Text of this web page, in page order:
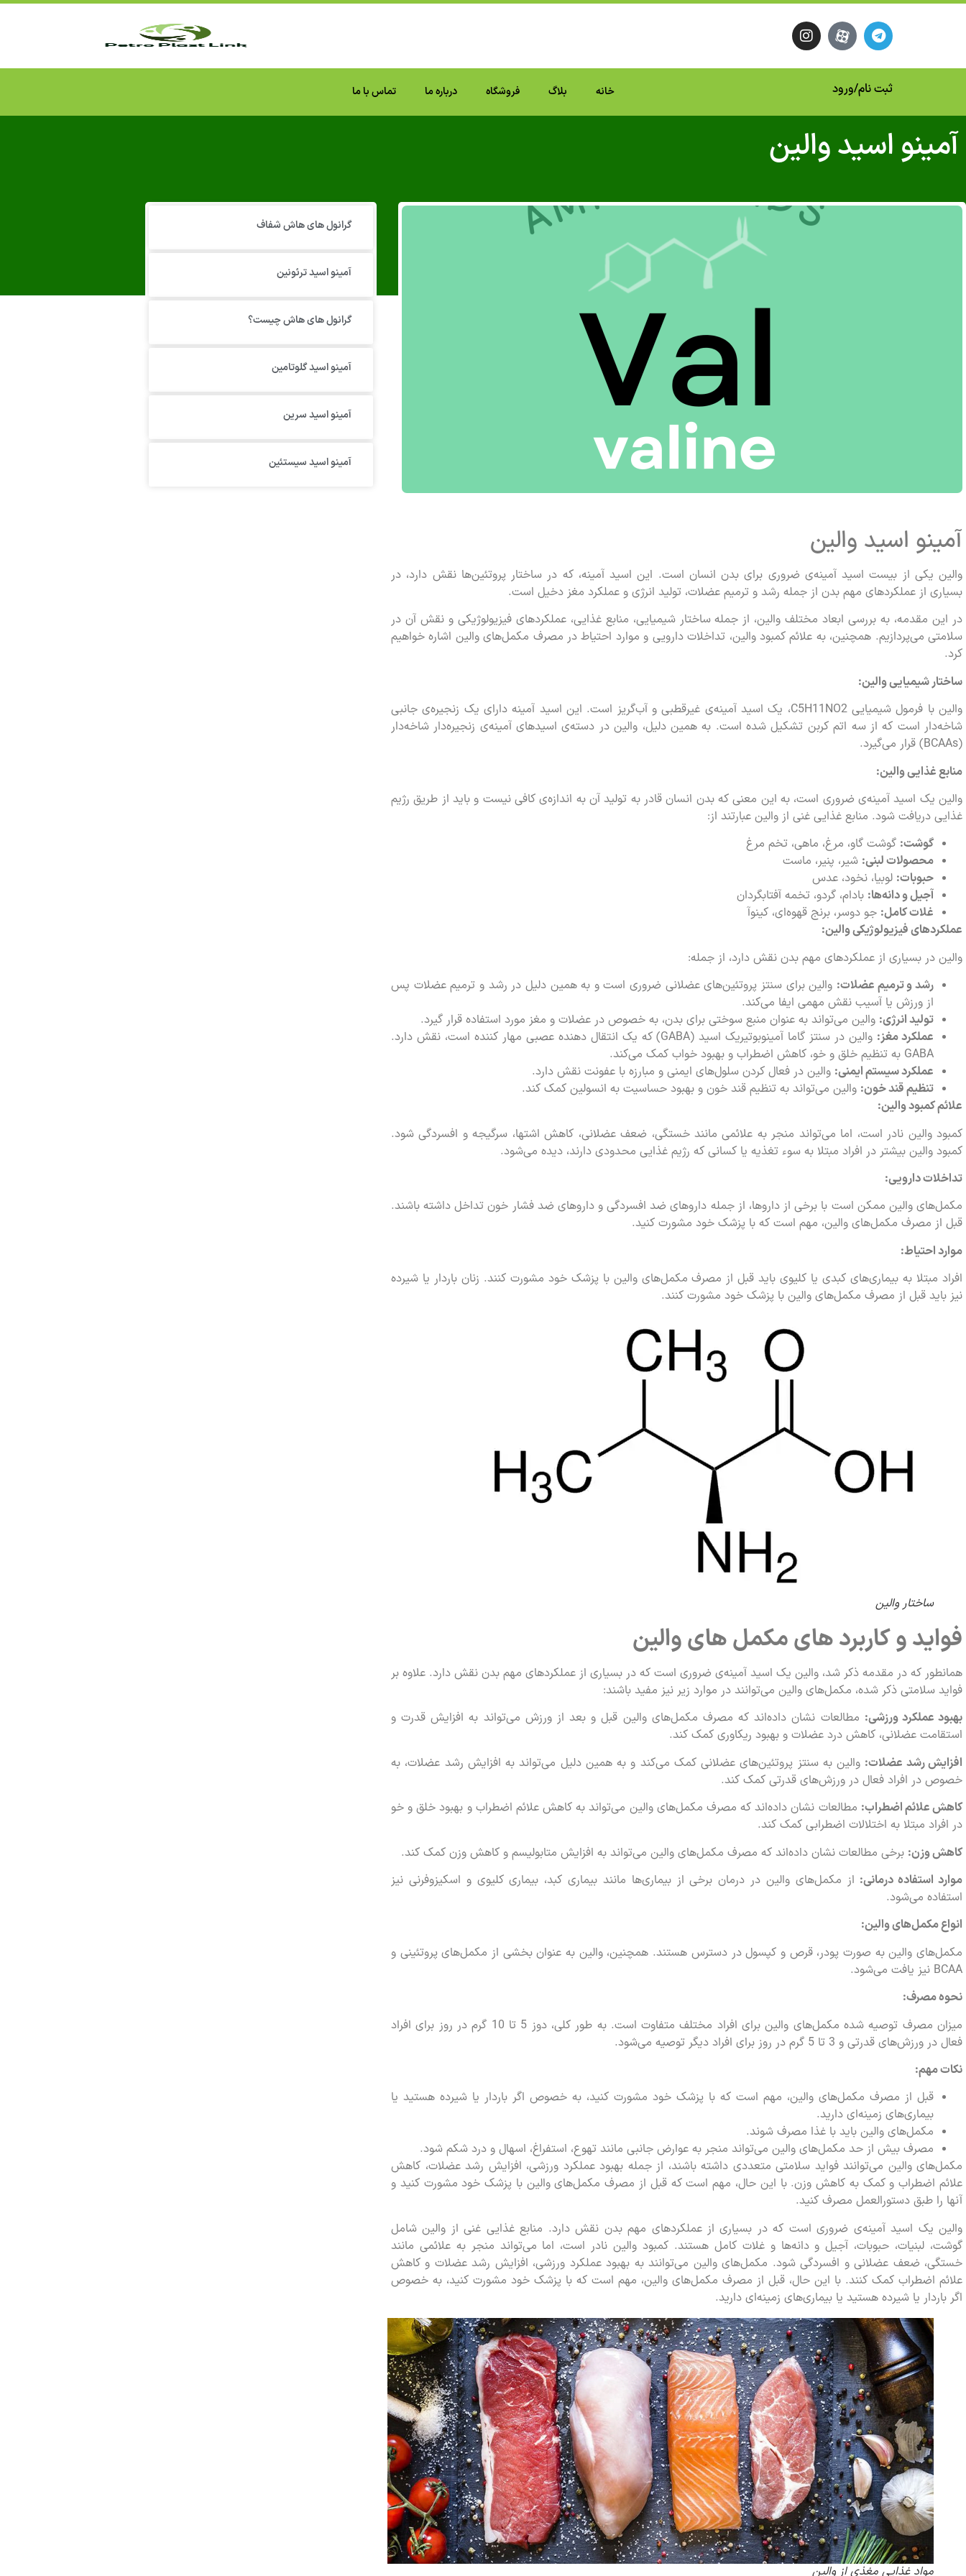
ثبت نام/ورود خانه بلاگ فروشگاه درباره ما تماس با ما
آمینو اسید والین
گرانول‌ های هاش شفاف
آمینو اسید ترئونین
گرانول های هاش چیست؟
آمینو اسید گلوتامین
آمینو اسید سرین
آمینو اسید سیستئین
آمینو اسید والین
والین یکی از بیست اسید آمینه‌ی ضروری برای بدن انسان است. این اسید آمینه، که در ساختار پروتئین‌ها نقش دارد، در
بسیاری از عملکردهای مهم بدن از جمله رشد و ترمیم عضلات، تولید انرژی و عملکرد مغز دخیل است.
در این مقدمه، به بررسی ابعاد مختلف والین، از جمله ساختار شیمیایی، منابع غذایی، عملکردهای فیزیولوژیکی و نقش آن در
سلامتی می‌پردازیم. همچنین، به علائم کمبود والین، تداخلات دارویی و موارد احتیاط در مصرف مکمل‌های والین اشاره خواهیم
کرد.
ساختار شیمیایی والین:
والین با فرمول شیمیایی C5H11NO2، یک اسید آمینه‌ی غیرقطبی و آب‌گریز است. این اسید آمینه دارای یک زنجیره‌ی جانبی
شاخه‌دار است که از سه اتم کربن تشکیل شده است. به همین دلیل، والین در دسته‌ی اسیدهای آمینه‌ی زنجیره‌دار شاخه‌دار
(BCAAs) قرار می‌گیرد.
منابع غذایی والین:
والین یک اسید آمینه‌ی ضروری است، به این معنی که بدن انسان قادر به تولید آن به اندازه‌ی کافی نیست و باید از طریق رژیم
غذایی دریافت شود. منابع غذایی غنی از والین عبارتند از:
گوشت: گوشت گاو، مرغ، ماهی، تخم مرغ
محصولات لبنی: شیر، پنیر، ماست
حبوبات: لوبیا، نخود، عدس
آجیل و دانه‌ها: بادام، گردو، تخمه آفتابگردان
غلات کامل: جو دوسر، برنج قهوه‌ای، کینوآ
عملکردهای فیزیولوژیکی والین:
والین در بسیاری از عملکردهای مهم بدن نقش دارد، از جمله:
رشد و ترمیم عضلات: والین برای سنتز پروتئین‌های عضلانی ضروری است و به همین دلیل در رشد و ترمیم عضلات پس
از ورزش یا آسیب نقش مهمی ایفا می‌کند.
تولید انرژی: والین می‌تواند به عنوان منبع سوختی برای بدن، به خصوص در عضلات و مغز مورد استفاده قرار گیرد.
عملکرد مغز:
والین در سنتز گاما آمینوبوتیریک اسید (GABA) که یک انتقال دهنده عصبی مهار کننده است، نقش دارد.
GABA به تنظیم خلق و خو، کاهش اضطراب و بهبود خواب کمک می‌کند.
عملکرد سیستم ایمنی: والین در فعال کردن سلول‌های ایمنی و مبارزه با عفونت نقش دارد.
تنظیم قند خون: والین می‌تواند به تنظیم قند خون و بهبود حساسیت به انسولین کمک کند.
علائم کمبود والین:
کمبود والین نادر است، اما می‌تواند منجر به علائمی مانند خستگی، ضعف عضلانی، کاهش اشتها، سرگیجه و افسردگی شود.
کمبود والین بیشتر در افراد مبتلا به سوء تغذیه یا کسانی که رژیم غذایی محدودی دارند، دیده می‌شود.
تداخلات دارویی:
مکمل‌های والین ممکن است با برخی از داروها، از جمله داروهای ضد افسردگی و داروهای ضد فشار خون تداخل داشته باشند.
قبل از مصرف مکمل‌های والین، مهم است که با پزشک خود مشورت کنید.
موارد احتیاط:
افراد مبتلا به بیماری‌های کبدی یا کلیوی باید قبل از مصرف مکمل‌های والین با پزشک خود مشورت کنند. زنان باردار یا شیرده
نیز باید قبل از مصرف مکمل‌های والین با پزشک خود مشورت کنند.
ساختار والین
فواید و کاربرد های مکمل‌ های والین
همانطور که در مقدمه ذکر شد، والین یک اسید آمینه‌ی ضروری است که در بسیاری از عملکردهای مهم بدن نقش دارد. علاوه بر
فواید سلامتی ذکر شده، مکمل‌های والین می‌توانند در موارد زیر نیز مفید باشند:
بهبود عملکرد ورزشی: مطالعات نشان داده‌اند که مصرف مکمل‌های والین قبل و بعد از ورزش می‌تواند به افزایش قدرت و
استقامت عضلانی، کاهش درد عضلات و بهبود ریکاوری کمک کند.
افزایش رشد عضلات: والین به سنتز پروتئین‌های عضلانی کمک می‌کند و به همین دلیل می‌تواند به افزایش رشد عضلات، به
خصوص در افراد فعال در ورزش‌های قدرتی کمک کند.
کاهش علائم اضطراب: مطالعات نشان داده‌اند که مصرف مکمل‌های والین می‌تواند به کاهش علائم اضطراب و بهبود خلق و خو
در افراد مبتلا به اختلالات اضطرابی کمک کند.
کاهش وزن: برخی مطالعات نشان داده‌اند که مصرف مکمل‌های والین می‌تواند به افزایش متابولیسم و کاهش وزن کمک کند.
موارد استفاده درمانی: از مکمل‌های والین در درمان برخی از بیماری‌ها مانند بیماری کبد، بیماری کلیوی و اسکیزوفرنی نیز
استفاده می‌شود.
انواع مکمل‌های والین:
مکمل‌های والین به صورت پودر، قرص و کپسول در دسترس هستند. همچنین، والین به عنوان بخشی از مکمل‌های پروتئینی و
BCAA نیز یافت می‌شود.
نحوه مصرف:
میزان مصرف توصیه شده مکمل‌های والین برای افراد مختلف متفاوت است. به طور کلی، دوز 5 تا 10 گرم در روز برای افراد
فعال در ورزش‌های قدرتی و 3 تا 5 گرم در روز برای افراد دیگر توصیه می‌شود.
نکات مهم:
قبل از مصرف مکمل‌های والین، مهم است که با پزشک خود مشورت کنید، به خصوص اگر باردار یا شیرده هستید یا
بیماری‌های زمینه‌ای دارید.
مکمل‌های والین باید با غذا مصرف شوند.
مصرف بیش از حد مکمل‌های والین می‌تواند منجر به عوارض جانبی مانند تهوع، استفراغ، اسهال و درد شکم شود.
مکمل‌های والین می‌توانند فواید سلامتی متعددی داشته باشند، از جمله بهبود عملکرد ورزشی، افزایش رشد عضلات، کاهش
علائم اضطراب و کمک به کاهش وزن. با این حال، مهم است که قبل از مصرف مکمل‌های والین با پزشک خود مشورت کنید و
آنها را طبق دستورالعمل مصرف کنید.
والین یک اسید آمینه‌ی ضروری است که در بسیاری از عملکردهای مهم بدن نقش دارد. منابع غذایی غنی از والین شامل
گوشت، لبنیات، حبوبات، آجیل و دانه‌ها و غلات کامل هستند. کمبود والین نادر است، اما می‌تواند منجر به علائمی مانند
خستگی، ضعف عضلانی و افسردگی شود. مکمل‌های والین می‌توانند به بهبود عملکرد ورزشی، افزایش رشد عضلات و کاهش
علائم اضطراب کمک کنند. با این حال، قبل از مصرف مکمل‌های والین، مهم است که با پزشک خود مشورت کنید، به خصوص
اگر باردار یا شیرده هستید یا بیماری‌های زمینه‌ای دارید.
مواد غذایی مغذی از والین